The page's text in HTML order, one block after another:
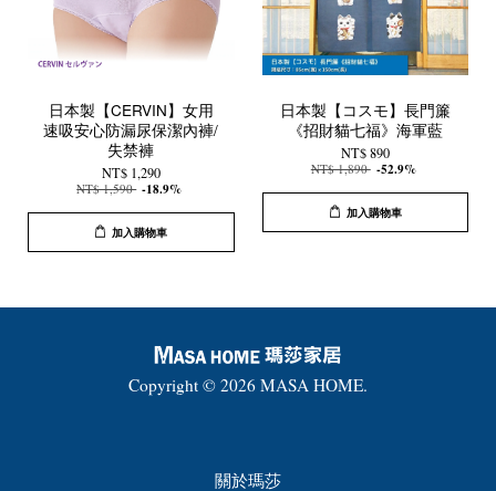
日本製【CERVIN】女用
速吸安心防漏尿保潔內褲/
失禁褲
NT$ 1,290
NT$ 1,590 -18.9%
加入購物車
日本製【コスモ】長門簾
《招財貓七福》海軍藍
NT$ 890
NT$ 1,890 -52.9%
加入購物車
Copyright © 2026 MASA HOME.
關於瑪莎